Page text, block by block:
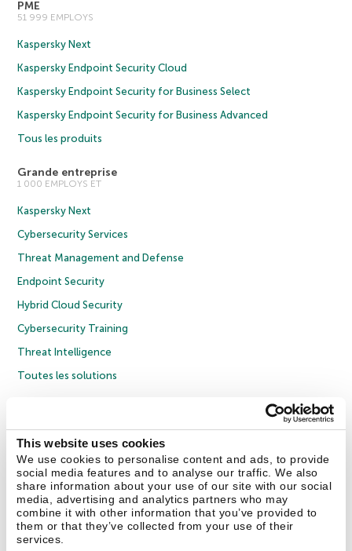
This website uses cookies
We use cookies to personalise content and ads, to provide
social media features and to analyse our traffic. We also
share information about your use of our site with our social
media, advertising and analytics partners who may
combine it with other information that you’ve provided to
them or that they’ve collected from your use of their
services.
PME
51 999 EMPLOYS
Kaspersky Next
Kaspersky Endpoint Security Cloud
Kaspersky Endpoint Security for Business Select
Kaspersky Endpoint Security for Business Advanced
Tous les produits
Grande entreprise
1 000 EMPLOYS ET
Kaspersky Next
Cybersecurity Services
Threat Management and Defense
Endpoint Security
Hybrid Cloud Security
Cybersecurity Training
Threat Intelligence
Toutes les solutions
Politique de confidentialité
Politique anticorruption
Contrat de licence grand public
Contrat de licence entreprises
Cookies
Nous contacter À propos Partenaires Blog Communiqués de presse
Securelist Eugene Personal Blog Encyclopédie de Kaspersky